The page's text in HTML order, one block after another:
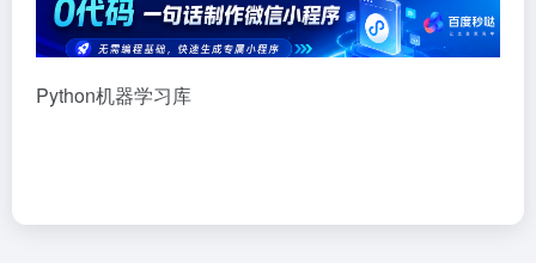
Python机器学习库